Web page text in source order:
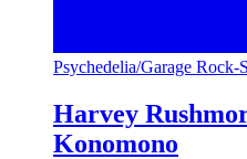
Psychedelia/Garage Rock-
Harvey
Konomono